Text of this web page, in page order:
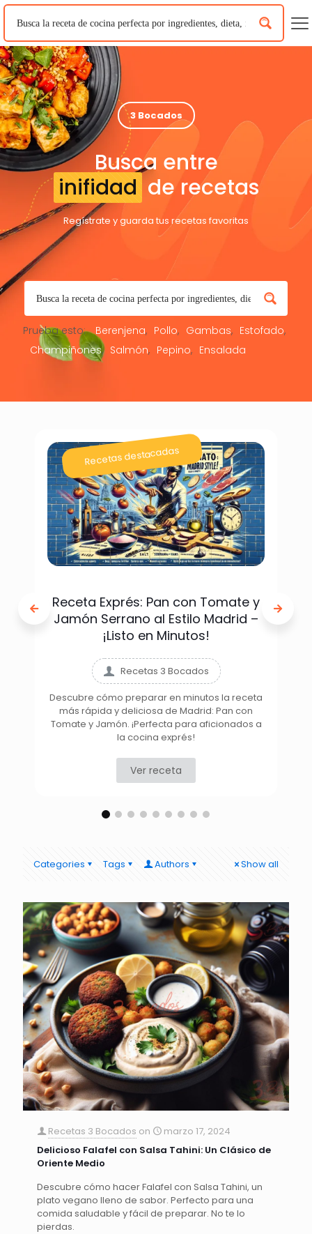
3 Bocados
Busca entre
inifidad de recetas
Regístrate y guarda tus recetas favoritas
Prueba esto: Berenjena Pollo Gambas
Estofado
Champiñones
Salmón Pepino Ensalada
Recetas destacadas
Receta Exprés: Pan con Tomate y
Jamón Serrano al Estilo Madrid –
¡Listo en Minutos!
Recetas 3 Bocados
Descubre cómo preparar en minutos la receta
más rápida y deliciosa de Madrid: Pan con
Tomate y Jamón. ¡Perfecta para aficionados a
la cocina exprés!
Ver receta
Categories Tags Authors Show all
Recetas 3 Bocados on
marzo 17, 2024
Delicioso Falafel con Salsa Tahini: Un Clásico de
Oriente Medio
Descubre cómo hacer Falafel con Salsa Tahini, un
plato vegano lleno de sabor. Perfecto para una
comida saludable y fácil de preparar. No te lo
pierdas.